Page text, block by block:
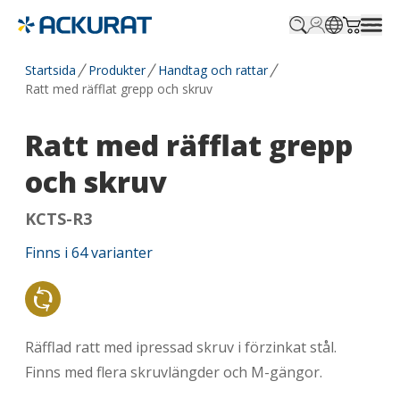
Startsida Produkter
Handtag och rattar
Ratt med räfflat grepp och skruv
Ratt med räfflat grepp
och skruv
KCTS-R3
Finns i 64varianter
Återvunnet material
Räfflad ratt med ipressad skruv i förzinkat stål.
Finns med flera skruvlängder och M-gängor.